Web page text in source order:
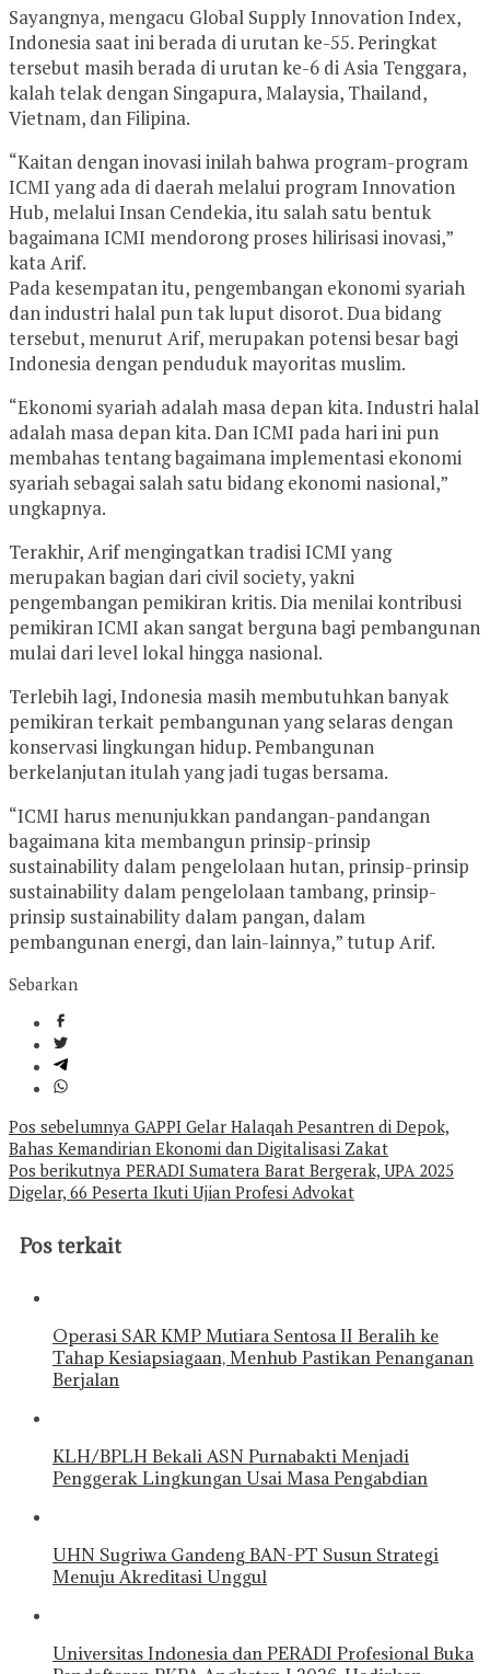
Sayangnya, mengacu Global Supply Innovation Index,
Indonesia saat ini berada di urutan ke-55. Peringkat
tersebut masih berada di urutan ke-6 di Asia Tenggara,
kalah telak dengan Singapura, Malaysia, Thailand,
Vietnam, dan Filipina.
“Kaitan dengan inovasi inilah bahwa program-program
ICMI yang ada di daerah melalui program Innovation
Hub, melalui Insan Cendekia, itu salah satu bentuk
bagaimana ICMI mendorong proses hilirisasi inovasi,”
kata Arif.
Pada kesempatan itu, pengembangan ekonomi syariah
dan industri halal pun tak luput disorot. Dua bidang
tersebut, menurut Arif, merupakan potensi besar bagi
Indonesia dengan penduduk mayoritas muslim.
“Ekonomi syariah adalah masa depan kita. Industri halal
adalah masa depan kita. Dan ICMI pada hari ini pun
membahas tentang bagaimana implementasi ekonomi
syariah sebagai salah satu bidang ekonomi nasional,”
ungkapnya.
Terakhir, Arif mengingatkan tradisi ICMI yang
merupakan bagian dari civil society, yakni
pengembangan pemikiran kritis. Dia menilai kontribusi
pemikiran ICMI akan sangat berguna bagi pembangunan
mulai dari level lokal hingga nasional.
Terlebih lagi, Indonesia masih membutuhkan banyak
pemikiran terkait pembangunan yang selaras dengan
konservasi lingkungan hidup. Pembangunan
berkelanjutan itulah yang jadi tugas bersama.
“ICMI harus menunjukkan pandangan-pandangan
bagaimana kita membangun prinsip-prinsip
sustainability dalam pengelolaan hutan, prinsip-prinsip
sustainability dalam pengelolaan tambang, prinsip-
prinsip sustainability dalam pangan, dalam
pembangunan energi, dan lain-lainnya,” tutup Arif.
Sebarkan
Navigasi
pos
Pos sebelumnya GAPPI Gelar Halaqah Pesantren di Depok,
Bahas Kemandirian Ekonomi dan Digitalisasi Zakat
Pos berikutnya PERADI Sumatera Barat Bergerak, UPA 2025
Digelar, 66 Peserta Ikuti Ujian Profesi Advokat
Pos terkait
Operasi SAR KMP Mutiara Sentosa II Beralih ke
Tahap Kesiapsiagaan, Menhub Pastikan Penanganan
Berjalan
KLH/BPLH Bekali ASN Purnabakti Menjadi
Penggerak Lingkungan Usai Masa Pengabdian
UHN Sugriwa Gandeng BAN-PT Susun Strategi
Menuju Akreditasi Unggul
Universitas Indonesia dan PERADI Profesional Buka